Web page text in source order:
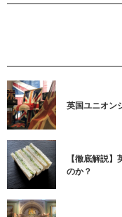
英国ユニオン
【徹底解説
のか？